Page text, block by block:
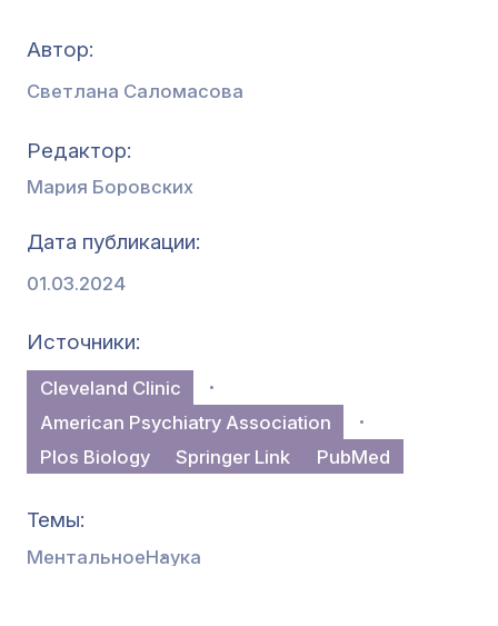
Автор:
Светлана Саломасова
Редактор
Мария Боровских
Дата публикации
01.03.2024
Источники
Cleveland Clinic
American Psychiatry Association
Plos Biology
Springer Link РubМed
Темы
МентальноеНаука